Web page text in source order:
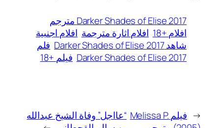
Darker Shades of Elise 2017 مترجم
افلام +18
افلام اثارة مترجمة افلام اجنبية
شاهد Darker Shades of Elise 2017
فلم
Darker Shades of Elise 2017 فيلم +18
←
فيلم Melissa P. “عااجل” وفاة الشيخ عبدالله